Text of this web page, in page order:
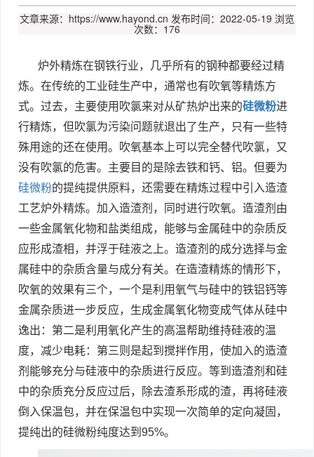
文章来源：https://www.hayond.cn 发布时间：2022-05-19 浏览
次数：176
炉外精炼在钢铁行业，几乎所有的钢种都要经过精
炼。在传统的工业硅生产中，通常也有吹氧等精炼方
式。过去，主要使用吹氯来对从矿热炉出来的硅微粉进
行精炼，但吹氯为污染问题就退出了生产，只有一些特
殊用途的还在使用。吹氧基本上可以完全替代吹氯，又
没有吹氯的危害。主要目的是除去铁和钙、铝。但要为
硅微粉的提纯提供原料，还需要在精炼过程中引入造渣
工艺炉外精炼。加入造渣剂，同时进行吹氧。造渣剂由
一些金属氧化物和盐类组成，能够与金属硅中的杂质反
应形成渣相，并浮于硅液之上。造渣剂的成分选择与金
属硅中的杂质含量与成分有关。在造渣精炼的情形下，
吹氧的效果有三个，一个是利用氧气与硅中的铁铝钙等
金属杂质进一步反应，生成金属氧化物变成气体从硅中
逸出：第二是利用氧化产生的高温帮助维持硅液的温
度，减少电耗：第三则是起到搅拌作用，使加入的造渣
剂能够充分与硅液中的杂质进行反应。等到造渣剂和硅
中的杂质充分反应过后，除去渣系形成的渣，再将硅液
倒入保温包，并在保温包中实现一次简单的定向凝固，
提纯出的硅微粉纯度达到95%。